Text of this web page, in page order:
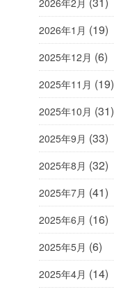
2026年2月
2026年1月 (19)
2025年12月 (6)
2025年11月 (19)
2025年10月 (31)
2025年9月 (33)
2025年8月 (32)
2025年7月 (41)
2025年6月 (16)
2025年5月 (6)
2025年4月 (14)